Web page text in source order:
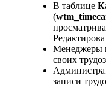
В таблице
(
Менеджеры
своих
записи